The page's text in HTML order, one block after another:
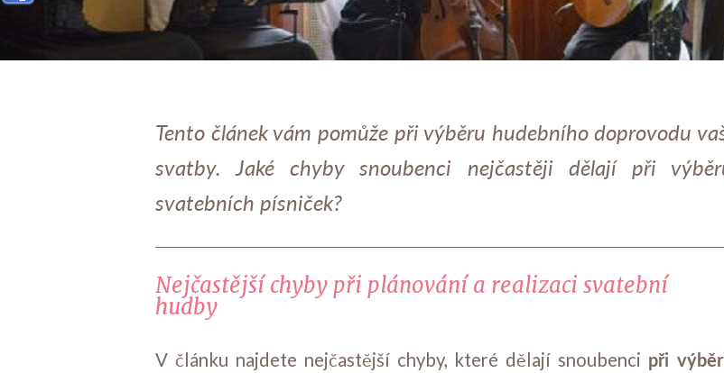
Tento článek vám pomůže při výběru hudebního doprovodu
svatby. Jaké chyby snoubenci nejčastěji dělají při
svatebních písniček?
Nejčastější chyby při plánování a realizaci svatební
hudby
V článku najdete nejčastější chyby, které dělají snoubenci při